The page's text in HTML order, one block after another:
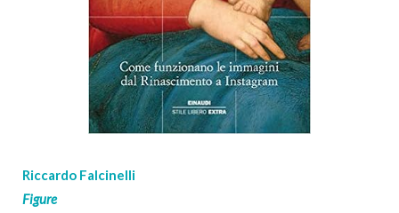
Riccardo Falcinelli
Figure